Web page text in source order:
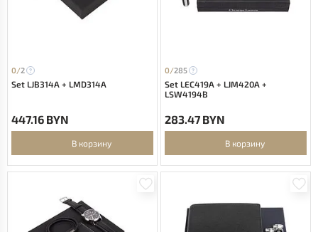
0/2
Set LJB314A + LMD314A
447.16 BYN
В корзину
0/285
Set LEC419A + LJM420A +
LSW4194B
283.47 BYN
В корзину